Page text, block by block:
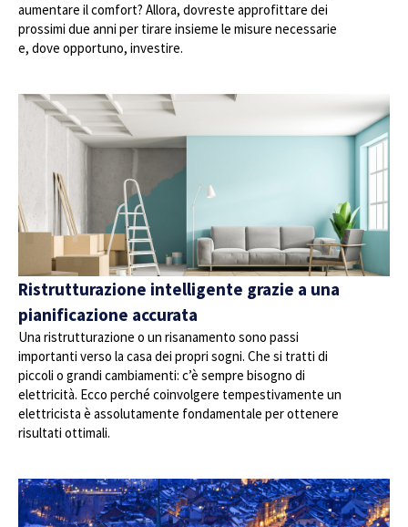
aumentare il comfort? Allora, dovreste approfittare dei
prossimi due anni per tirare insieme le misure necessarie
e, dove opportuno, investire.
Ristrutturazione intelligente grazie a una
pianificazione accurata
Una ristrutturazione o un risanamento sono passi
importanti verso la casa dei propri sogni. Che si tratti di
piccoli o grandi cambiamenti: c’è sempre bisogno di
elettricità. Ecco perché coinvolgere tempestivamente un
elettricista è assolutamente fondamentale per ottenere
risultati ottimali.